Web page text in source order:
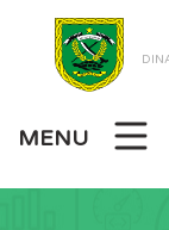
MENU